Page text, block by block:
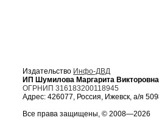
Издательство Инфо-ДВД
ИП Шумилова Маргарита Викторовна
ОГРНИП 316183200118945
Адрес: 426077, Россия, Ижевск, а/я
Все права защищены, © 2008—2026